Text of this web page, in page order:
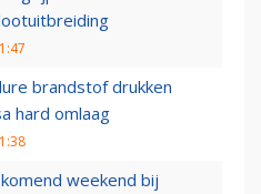
brandstof drukken
hard omlaag
weekend bij